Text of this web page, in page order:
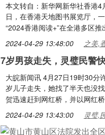
本文转自：新华网新华社香港
日，在香港天地图书展览厅，
“2024香港阅读+”在全港多区
2024-04-29 13:48:00 之美,
7岁男孩走失，灵璧民警
大皖新闻讯 4月27日19时30分
岁儿子走失，她找了半天也没
贺迅速赶到网红桥，并以网红
2024-04-29 13:43:00 灵璧,